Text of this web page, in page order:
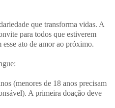
que transforma vidas. A
para todos que estiverem
ato de amor ao próximo.
(menores de 18 anos precisam
A primeira doação deve